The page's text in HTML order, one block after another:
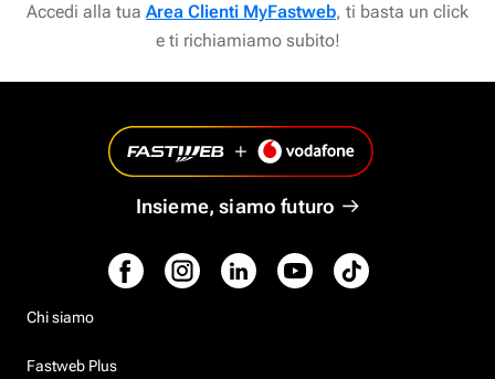
Accedi alla tua Area Clienti MyFastweb, ti basta un click
e ti richiamiamo subito!
Insieme, siamo futuro
Chi siamo
Fastweb Plus